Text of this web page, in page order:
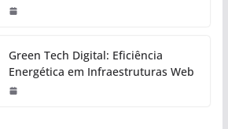
Green Tech Digital: Eficiência
Energética em Infraestruturas Web